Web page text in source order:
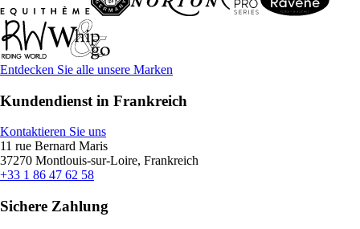
Entdecken Sie alle unsere Marken
Kundendienst in Frankreich
Kontaktieren Sie uns
11 rue Bernard Maris
37270 Montlouis-sur-Loire, Frankreich
+33 1 86 47 62 58
Sichere Zahlung